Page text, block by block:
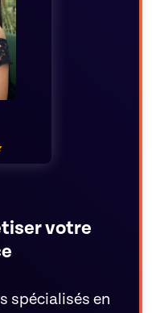
votre
spécialisés en